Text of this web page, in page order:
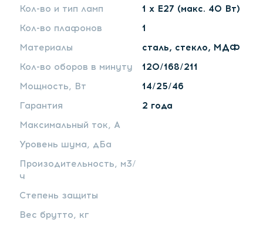
Кол-во и тип ламп
1 х E27 (макс. 40 Вт)
Кол-во плафонов
1
Материалы
сталь, стекло, МДФ
Кол-во оборов в минуту
120/168/211
Мощность, Вт
14/25/46
Гарантия
2 года
Максимальный ток, А
Уровень шума, дБа
Произодительность, м3/
ч
Степень защиты
Вес брутто, кг